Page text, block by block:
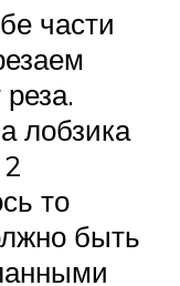
части
лобзика
то
быть